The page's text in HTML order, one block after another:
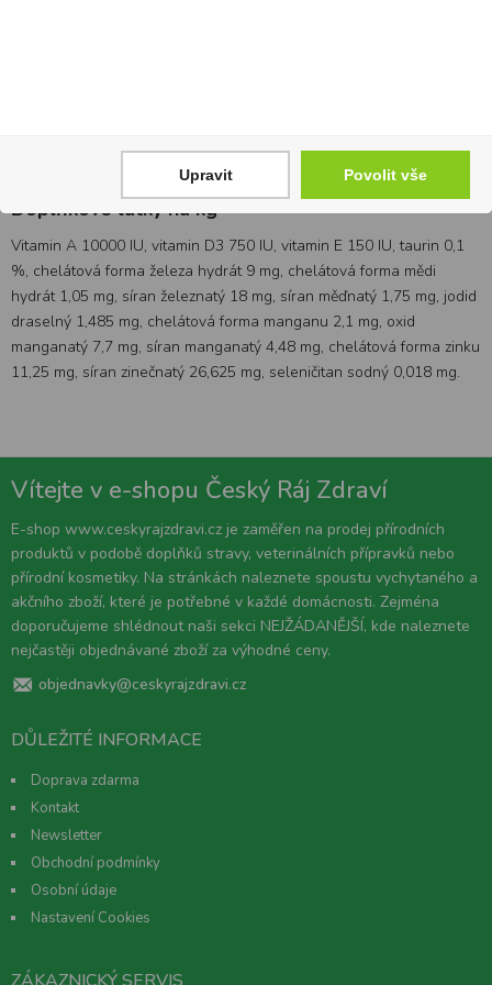
Doplňkové látky na kg
Vitamin A 10000 IU, vitamin D3 750 IU, vitamin E 150 IU, taurin 0,1
%, chelátová forma železa hydrát 9 mg, chelátová forma mědi
hydrát 1,05 mg, síran železnatý 18 mg, síran měďnatý 1,75 mg, jodid
draselný 1,485 mg, chelátová forma manganu 2,1 mg, oxid
manganatý 7,7 mg, síran manganatý 4,48 mg, chelátová forma zinku
11,25 mg, síran zinečnatý 26,625 mg, seleničitan sodný 0,018 mg.
Vítejte v e-shopu Český Ráj Zdraví
E-shop www.ceskyrajzdravi.cz je zaměřen na prodej přírodních
produktů v podobě doplňků stravy, veterinálních přípravků nebo
přírodní kosmetiky. Na stránkách naleznete spoustu vychytaného a
akčního zboží, které je potřebné v každé domácnosti. Zejména
doporučujeme shlédnout naši sekci NEJŽÁDANĚJŠÍ, kde naleznete
nejčastěji objednávané zboží za výhodné ceny.
objednavky@ceskyrajzdravi.cz
DŮLEŽITÉ INFORMACE
Doprava zdarma
Kontakt
Newsletter
Obchodní podmínky
Osobní údaje
Nastavení Cookies
Upravit Povolit vše